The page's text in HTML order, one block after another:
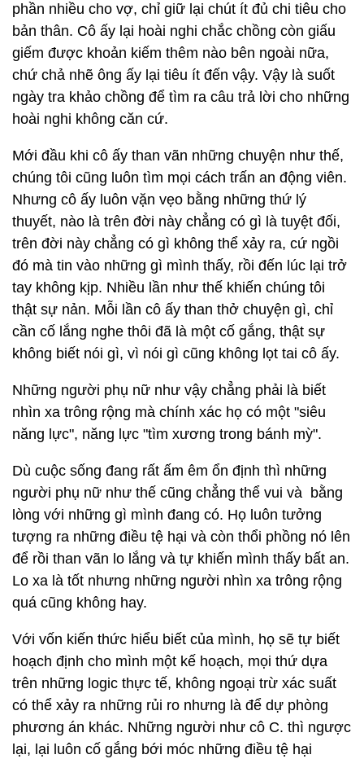
phần nhiều cho vợ, chỉ giữ lại chút ít đủ chi tiêu cho
bản thân. Cô ấy lại hoài nghi chắc chồng còn giấu
giếm được khoản kiếm thêm nào bên ngoài nữa,
chứ chả nhẽ ông ấy lại tiêu ít đến vậy. Vậy là suốt
ngày tra khảo chồng để tìm ra câu trả lời cho những
hoài nghi không căn cứ.
Mới đầu khi cô ấy than vãn những chuyện như thế,
chúng tôi cũng luôn tìm mọi cách trấn an động viên.
Nhưng cô ấy luôn vặn vẹo bằng những thứ lý
thuyết, nào là trên đời này chẳng có gì là tuyệt đối,
trên đời này chẳng có gì không thể xảy ra, cứ ngồi
đó mà tin vào những gì mình thấy, rồi đến lúc lại trở
tay không kịp. Nhiều lần như thế khiến chúng tôi
thật sự nản. Mỗi lần cô ấy than thở chuyện gì, chỉ
cần cố lắng nghe thôi đã là một cố gắng, thật sự
không biết nói gì, vì nói gì cũng không lọt tai cô ấy.
Những người phụ nữ như vậy chẳng phải là biết
nhìn xa trông rộng mà chính xác họ có một "siêu
năng lực", năng lực "tìm xương trong bánh mỳ".
Dù cuộc sống đang rất ấm êm ổn định thì những
người phụ nữ như thế cũng chẳng thể vui và bằng
lòng với những gì mình đang có. Họ luôn tưởng
tượng ra những điều tệ hại và còn thổi phồng nó lên
để rồi than vãn lo lắng và tự khiến mình thấy bất an.
Lo xa là tốt nhưng những người nhìn xa trông rộng
quá cũng không hay.
Với vốn kiến thức hiểu biết của mình, họ sẽ tự biết
hoạch định cho mình một kế hoạch, mọi thứ dựa
trên những logic thực tế, không ngoại trừ xác suất
có thể xảy ra những rủi ro nhưng là để dự phòng
phương án khác. Những người như cô C. thì ngược
lại, lại luôn cố gắng bới móc những điều tệ hại